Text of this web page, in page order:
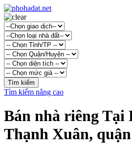
Tìm kiếm nâng cao
Bán nhà riêng Tại
Thạnh Xuân,